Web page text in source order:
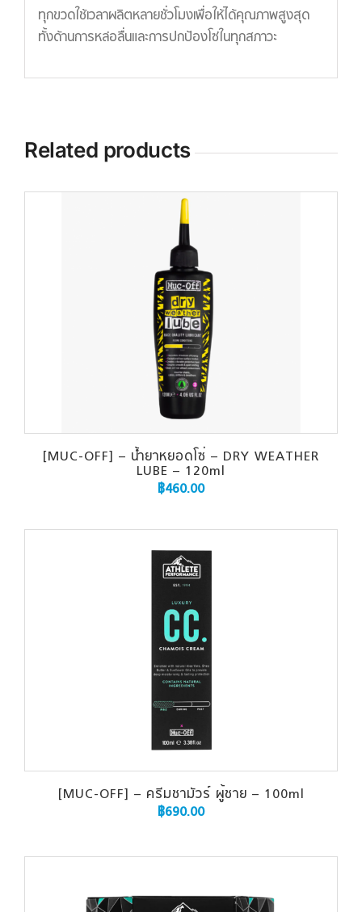
ทุกขวดใช้เวลาผลิตหลายชั่วโมงเพื่อให้ได้คุณภาพสูงสุด
ทั้งด้านการหล่อลื่นและการปกป้องโซ่ในทุกสภาวะ
Related products
[MUC-OFF] – น้ำยาหยอดโซ่ – DRY WEATHER
LUBE – 120ml
฿460.00
[MUC-OFF] – ครีมชามัวร์ ผู้ชาย – 100ml
฿690.00